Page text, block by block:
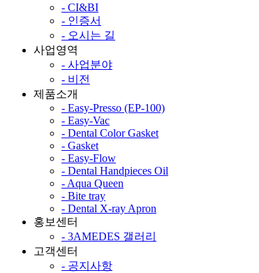
- CI&BI
- 인증서
- 오시는 길
사업영역
- 사업분야
- 비전
제품소개
- Easy-Presso (EP-100)
- Easy-Vac
- Dental Color Gasket
- Gasket
- Easy-Flow
- Dental Handpieces Oil
- Aqua Queen
- Bite tray
- Dental X-ray Apron
홍보센터
- 3AMEDES 갤러리
고객센터
- 공지사항